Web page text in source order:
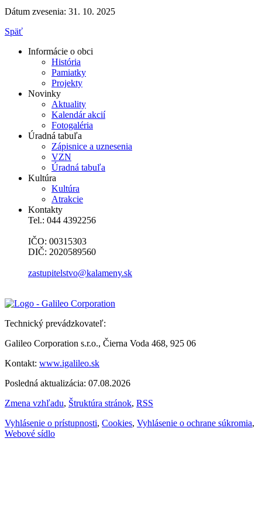
Dátum zvesenia: 31. 10. 2025
Späť
Informácie o obci
História
Pamiatky
Projekty
Novinky
Aktuality
Kalendár akcií
Fotogaléria
Úradná tabuľa
Zápisnice a uznesenia
VZN
Úradná tabuľa
Kultúra
Kultúra
Atrakcie
Kontakty
Tel.: 044 4392256
IČO: 00315303
DIČ: 2020589560
zastupitelstvo@kalameny.sk
Technický prevádzkovateľ:
Galileo Corporation s.r.o., Čierna Voda 468, 925 06
Kontakt: www.igalileo.sk
Posledná aktualizácia: 07.08.2026
Zmena vzhľadu, Štruktúra stránok, RSS
Vyhlásenie o prístupnosti, Cookies, Vyhlásenie o ochrane súkromia,
Webové sídlo